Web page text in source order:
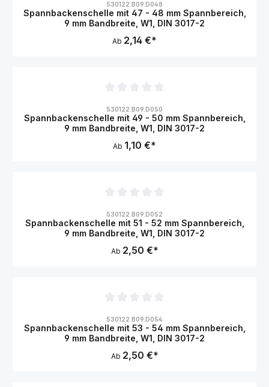
530122.B09.D048
Spannbackenschelle mit 47 - 48 mm Spannbereich,
9 mm Bandbreite, W1, DIN 3017-2
Ab 2,14 €*
530122.B09.D050
Spannbackenschelle mit 49 - 50 mm Spannbereich,
9 mm Bandbreite, W1, DIN 3017-2
Ab 1,10 €*
530122.B09.D052
Spannbackenschelle mit 51 - 52 mm Spannbereich,
9 mm Bandbreite, W1, DIN 3017-2
Ab 2,50 €*
530122.B09.D054
Spannbackenschelle mit 53 - 54 mm Spannbereich,
9 mm Bandbreite, W1, DIN 3017-2
Ab 2,50 €*